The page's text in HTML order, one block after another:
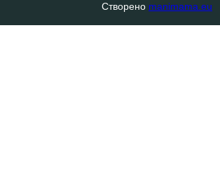
Створено manimama.eu